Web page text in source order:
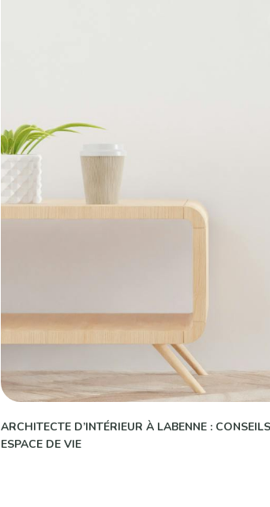
ARCHITECTE D’INTÉRIEUR À LABENNE :
ESPACE DE VIE